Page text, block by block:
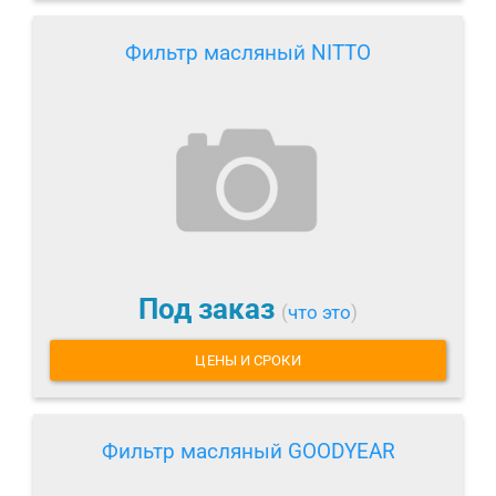
Фильтр масляный NITTO
Под заказ (что это)
ЦЕНЫ И СРОКИ
Фильтр масляный GOODYEAR